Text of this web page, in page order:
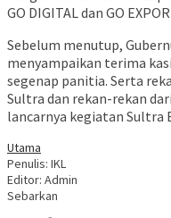
GO DIGITAL dan GO
Sebelum menutup,
menyampaikan terima
segenap panitia. Serta
Sultra dan rekan-rekan
lancarnya kegiatan Sultra
Utama
Penulis: IKL
Editor: Admin
Sebarkan